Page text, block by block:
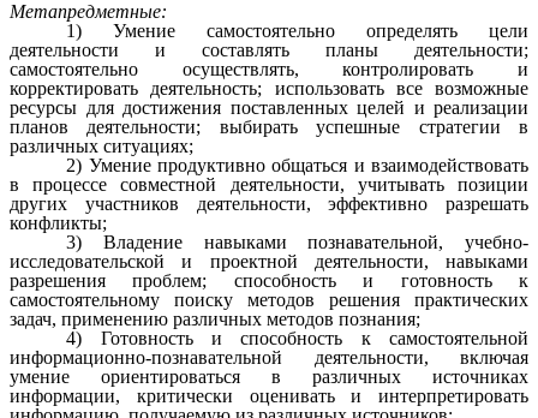
Метапредметные:
1) Умение самостоятельно определять цели
деятельности и составлять планы деятельности;
самостоятельно осуществлять, контролировать и
корректировать деятельность; использовать все возможные
ресурсы для достижения поставленных целей и реализации
планов деятельности; выбирать успешные стратегии в
различных ситуациях;
2) Умение продуктивно общаться и взаимодействовать
в процессе совместной деятельности, учитывать позиции
других участников деятельности, эффективно разрешать
конфликты;
3) Владение навыками познавательной, учебно-
исследовательской и проектной деятельности, навыками
разрешения проблем; способность и готовность к
самостоятельному поиску методов решения практических
задач, применению различных методов познания;
4) Готовность и способность к самостоятельной
информационно-познавательной деятельности, включая
умение ориентироваться в различных источниках
информации, критически оценивать и интерпретировать